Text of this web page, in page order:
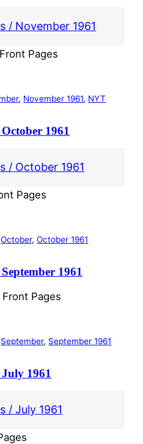
Pages
, November 1961, NYT
1961
Pages
October, October 1961
1961
Pages
September, September 1961
1961